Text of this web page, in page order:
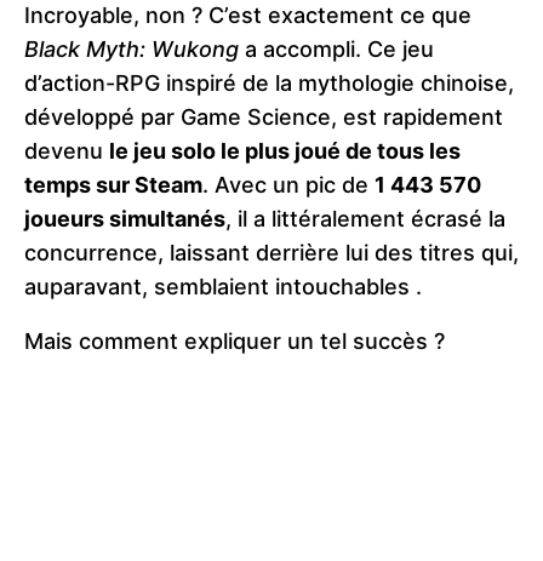
Incroyable, non ? C’est exactement ce que
Black Myth: Wukong a accompli. Ce jeu
d’action-RPG inspiré de la mythologie chinoise,
développé par Game Science, est rapidement
devenu le jeu solo le plus joué de tous les
temps sur Steam. Avec un pic de 1 443 570
joueurs simultanés, il a littéralement écrasé la
concurrence, laissant derrière lui des titres qui,
auparavant, semblaient intouchables​ .
Mais comment expliquer un tel succès ?